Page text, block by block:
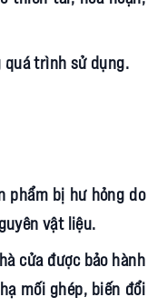
quá trình sử dụng.
phẩm bị hư hỏng do
vật liệu.
cửa được bảo hành
mối ghép, biến đổi